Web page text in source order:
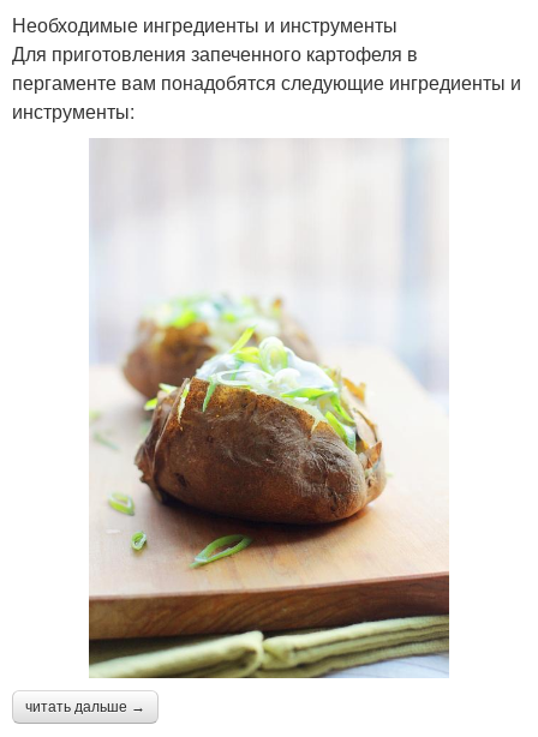
Необходимые ингредиенты и инструменты
Для приготовления запеченного картофеля в
пергаменте вам понадобятся следующие ингредиенты и
инструменты:
читать дальше →